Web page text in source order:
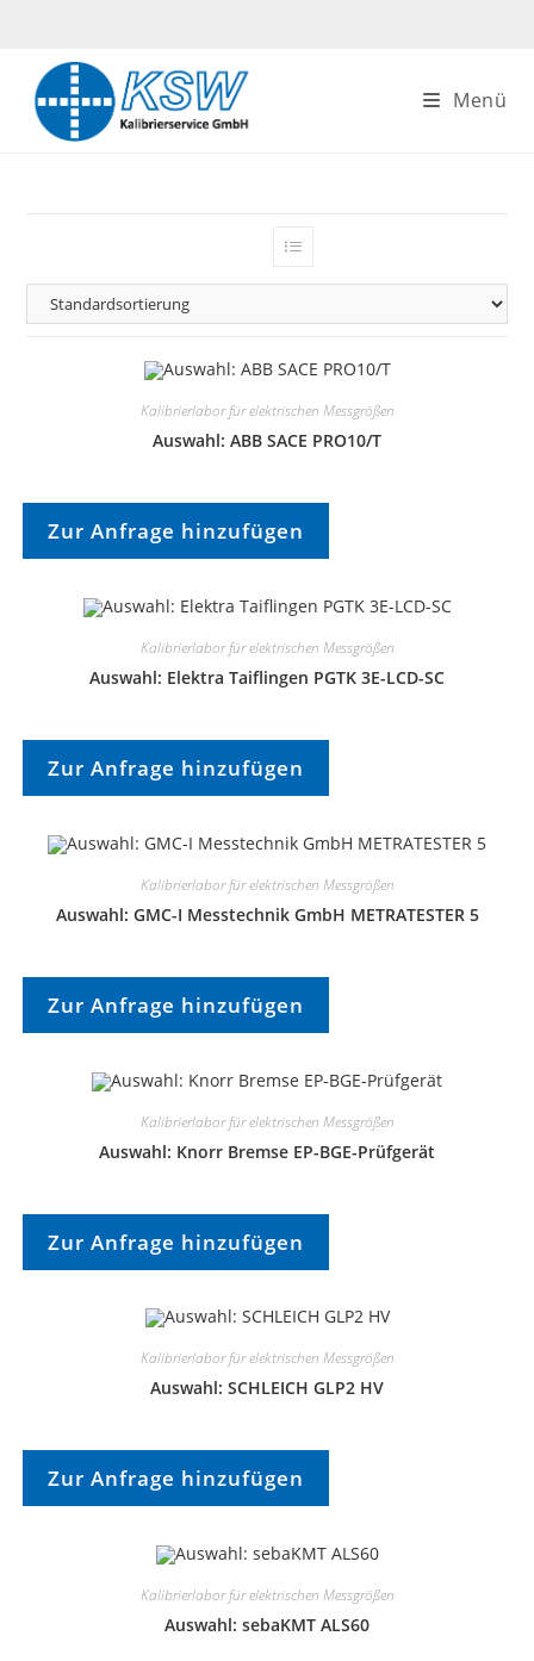
springen
Menü
Kalibrierlabor für elektrischen Messgrößen
Auswahl: ABB SACE PRO10/T
Zur Anfrage hinzufügen
Kalibrierlabor für elektrischen Messgrößen
Auswahl: Elektra Taiflingen PGTK 3E-LCD-SC
Zur Anfrage hinzufügen
Kalibrierlabor für elektrischen Messgrößen
Auswahl: GMC-I Messtechnik GmbH METRATESTER 5
Zur Anfrage hinzufügen
Kalibrierlabor für elektrischen Messgrößen
Auswahl: Knorr Bremse EP-BGE-Prüfgerät
Zur Anfrage hinzufügen
Kalibrierlabor für elektrischen Messgrößen
Auswahl: SCHLEICH GLP2 HV
Zur Anfrage hinzufügen
Kalibrierlabor für elektrischen Messgrößen
Auswahl: sebaKMT ALS60